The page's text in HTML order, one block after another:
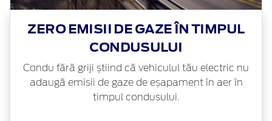
ZERO EMISII DE GAZE ÎN TIMPUL
CONDUSULUI
Condu fără griji știind că vehiculul tău electric nu
adaugă emisii de gaze de eșapament în aer în
timpul condusului.